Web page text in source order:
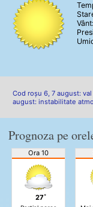
Vânt:
Cod roșu 6, 7 august:
august: instabilitate
Prognoza pe
Ora 10
27˚